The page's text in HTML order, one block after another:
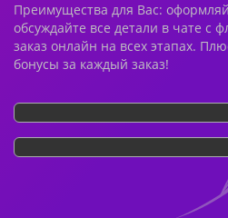
Преимущества для Вас:
обсуждайте все детали в чате с
заказ онлайн на всех этапах.
бонусы за каждый заказ!